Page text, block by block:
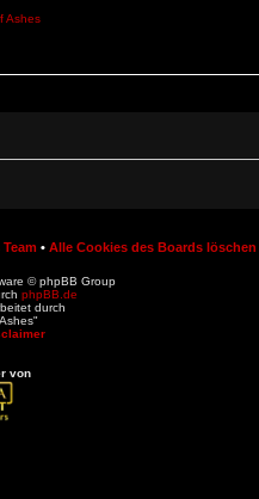
Team • Alle Cookies des Boards löschen
© phpBB Group
phpBB.de
durch
von